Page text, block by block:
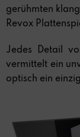
gerühmten
Revox
Jedes Detail
vermittelt ein
optisch ein